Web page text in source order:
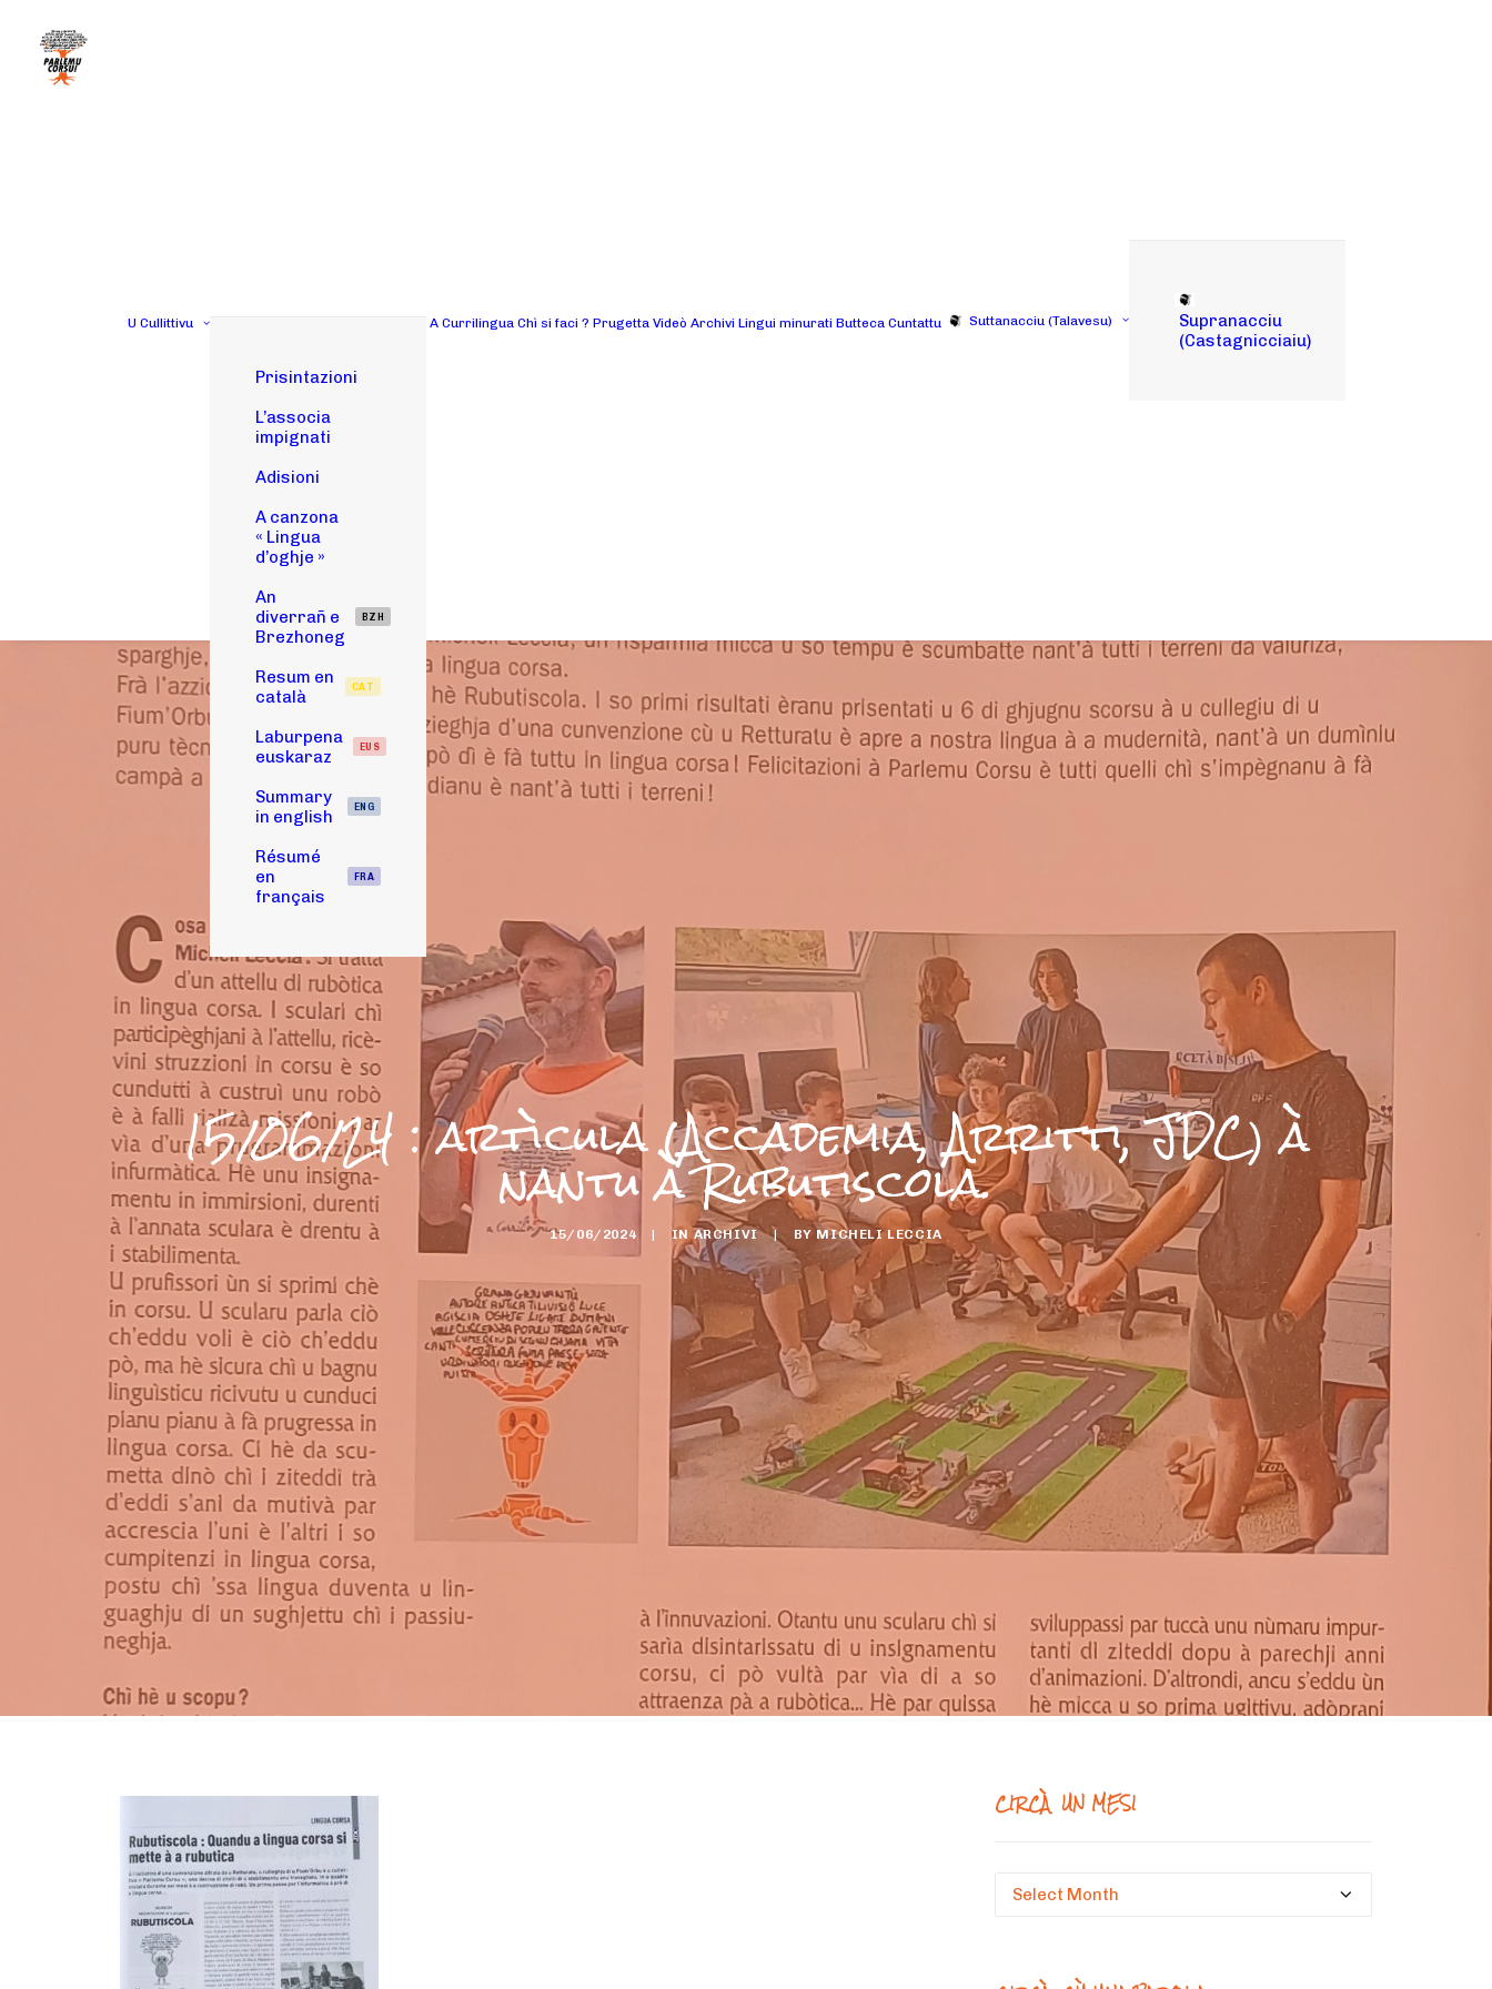
U Cullittivu
Prisintazioni
L’associa
impignati
Adisioni
A canzona
« Lingua
d’oghje »
An
diverrañ e
Brezhoneg
BZH
Resum en
català
CAT
Laburpena
euskaraz
EUS
Summary
in english
ENG
Résumé
en
français
FRA
A Currilingua Chì si faci ? Prugetta Videò Archivi Lingui minurati Butteca Cuntattu Suttanacciu (Talavesu)
Supranacciu
(Castagnicciaiu)
15/06/24 : artìcula (Accademia, Arritti, JDC) à
nantu à Rubutiscola.
15/06/2024 | INARCHIVI | BY MICHELI LECCIA
CIRCÀ UN MESI
Circà